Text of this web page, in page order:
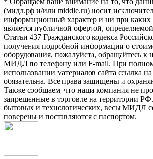
* Обращаем ваше внимание на то, что
(мидл.рф и/или middle.ru) носит
информационный характер и ни при каких
является публичной офертой,
Статьи 437 Гражданского кодекса
получения подробной информации о
оборудования, пожалуйста, обращайтесь
МИДЛ по телефону или E-mail. При
использовании материалов сайта ссылка
обязательна. Все права защищены и
Также сообщаем, что наша компания не
запрещенные в торговле на территории
бытовых и технологических, весы МИДЛ
поверены и поставляются с паспортом.